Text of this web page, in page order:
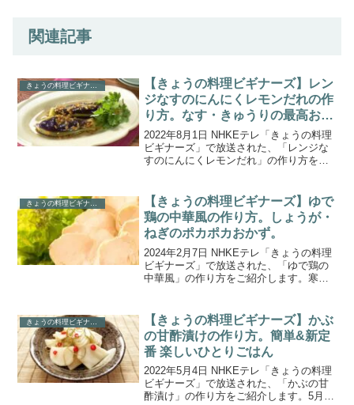
関連記事
きょうの料理ビギナーズ
【きょうの料理ビギナーズ】レン
ジなすのにんにくレモンだれの作
り方。なす・きゅうりの最高おか
ず!
2022年8月1日 NHKEテレ「きょうの料理
ビギナーズ」で放送された、「レンジな
すのにんにくレモンだれ」の作り方をご
菜の代表格”なす”をたっぷり買って、おい
しく食...
きょうの料理ビギナーズ
【きょうの料理ビギナーズ】ゆで
鶏の中華風の作り方。しょうが・
ねぎのポカポカおかず。
2024年2月7日 NHKEテレ「きょうの料理
ビギナーズ」で放送された、「ゆで鶏の
中華風」の作り方をご紹介します。寒さ
ポカポカおかず』です。風味のよさが魅
力のしょうが...
【きょうの料理ビギナーズ】かぶ
の甘酢漬けの作り方。簡単&新定
番 楽しいひとりごはん
2022年5月4日 NHKEテレ「きょうの料理
ビギナーズ」で放送された、「かぶの甘
酢漬け」の作り方をご紹介します。5月の